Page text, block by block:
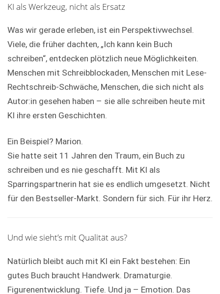
KI als Werkzeug, nicht als Ersatz
Was wir gerade erleben, ist ein Perspektivwechsel.
Viele, die früher dachten, „Ich kann kein Buch
schreiben“, entdecken plötzlich neue Möglichkeiten.
Menschen mit Schreibblockaden, Menschen mit Lese-
Rechtschreib-Schwäche, Menschen, die sich nicht als
Autor:in gesehen haben – sie alle schreiben heute mit
KI ihre ersten Geschichten.
Ein Beispiel? Marion.
Sie hatte seit 11 Jahren den Traum, ein Buch zu
schreiben und es nie geschafft. Mit KI als
Sparringspartnerin hat sie es endlich umgesetzt. Nicht
für den Bestseller-Markt. Sondern für sich. Für ihr Herz.
Und wie sieht’s mit Qualität aus?
Natürlich bleibt auch mit KI ein Fakt bestehen: Ein
gutes Buch braucht Handwerk. Dramaturgie.
Figurenentwicklung. Tiefe. Und ja – Emotion. Das